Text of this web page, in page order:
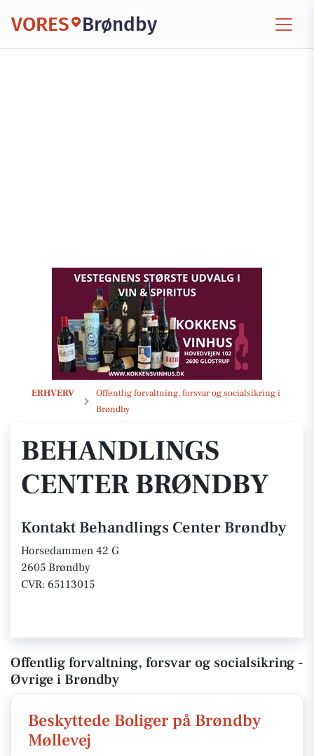
VORES Brøndby
ERHVERV
Offentlig forvaltning, forsvar og socialsikring i
Brøndby
Behandlings Center Brøndby
BEHANDLINGS
CENTER BRØNDBY
Kontakt Behandlings Center Brøndby
Horsedammen 42 G
2605 Brøndby
CVR: 65113015
Offentlig forvaltning, forsvar og socialsikring -
Øvrige i Brøndby
Beskyttede Boliger på Brøndby
Møllevej